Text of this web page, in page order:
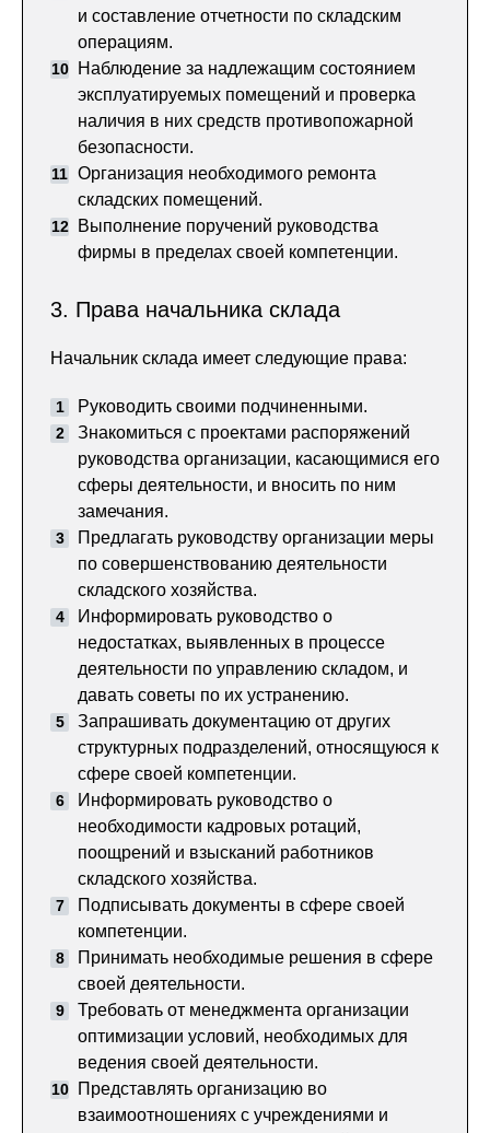
и составление отчетности по складским
операциям.
Наблюдение за надлежащим состоянием
эксплуатируемых помещений и проверка
наличия в них средств противопожарной
безопасности.
Организация необходимого ремонта
складских помещений.
Выполнение поручений руководства
фирмы в пределах своей компетенции.
3. Права начальника склада
Начальник склада имеет следующие права:
Руководить своими подчиненными.
Знакомиться с проектами распоряжений
руководства организации, касающимися его
сферы деятельности, и вносить по ним
замечания.
Предлагать руководству организации меры
по совершенствованию деятельности
складского хозяйства.
Информировать руководство о
недостатках, выявленных в процессе
деятельности по управлению складом, и
давать советы по их устранению.
Запрашивать документацию от других
структурных подразделений, относящуюся к
сфере своей компетенции.
Информировать руководство о
необходимости кадровых ротаций,
поощрений и взысканий работников
складского хозяйства.
Подписывать документы в сфере своей
компетенции.
Принимать необходимые решения в сфере
своей деятельности.
Требовать от менеджмента организации
оптимизации условий, необходимых для
ведения своей деятельности.
Представлять организацию во
взаимоотношениях с учреждениями и